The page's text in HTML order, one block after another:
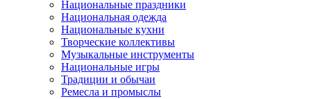
Национальные праздники
Национальная одежда
Национальные кухни
Творческие коллективы
Музыкальные инструменты
Национальные игры
Традиции и обычаи
Ремесла и промыслы